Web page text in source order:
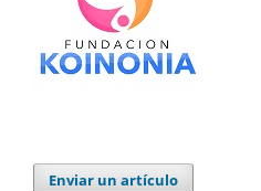
Enviar un artículo